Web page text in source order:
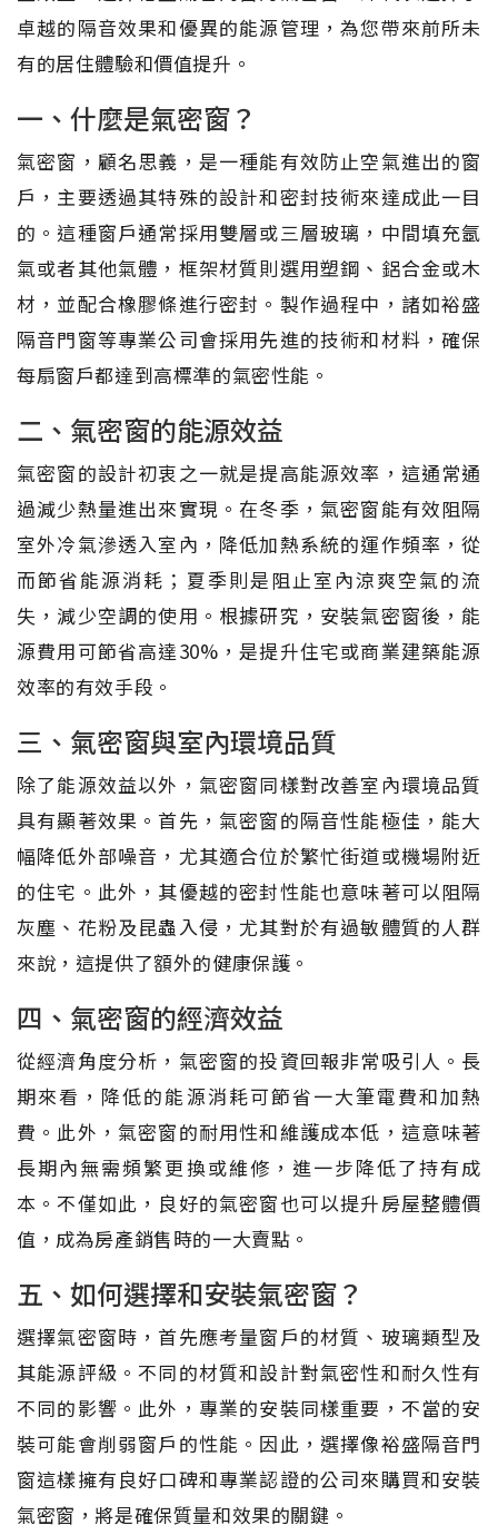
卓越的隔音效果和優異的能源管理，為您帶來前所未
有的居住體驗和價值提升。
一、什麼是氣密窗？
氣密窗，顧名思義，是一種能有效防止空氣進出的窗
戶，主要透過其特殊的設計和密封技術來達成此一目
的。這種窗戶通常採用雙層或三層玻璃，中間填充氬
氣或者其他氣體，框架材質則選用塑鋼、鋁合金或木
材，並配合橡膠條進行密封。製作過程中，諸如裕盛
隔音門窗等專業公司會採用先進的技術和材料，確保
每扇窗戶都達到高標準的氣密性能。
二、氣密窗的能源效益
氣密窗的設計初衷之一就是提高能源效率，這通常通
過減少熱量進出來實現。在冬季，氣密窗能有效阻隔
室外冷氣滲透入室內，降低加熱系統的運作頻率，從
而節省能源消耗；夏季則是阻止室內涼爽空氣的流
失，減少空調的使用。根據研究，安裝氣密窗後，能
源費用可節省高達30%，是提升住宅或商業建築能源
效率的有效手段。
三、氣密窗與室內環境品質
除了能源效益以外，氣密窗同樣對改善室內環境品質
具有顯著效果。首先，氣密窗的隔音性能極佳，能大
幅降低外部噪音，尤其適合位於繁忙街道或機場附近
的住宅。此外，其優越的密封性能也意味著可以阻隔
灰塵、花粉及昆蟲入侵，尤其對於有過敏體質的人群
來說，這提供了額外的健康保護。
四、氣密窗的經濟效益
從經濟角度分析，氣密窗的投資回報非常吸引人。長
期來看，降低的能源消耗可節省一大筆電費和加熱
費。此外，氣密窗的耐用性和維護成本低，這意味著
長期內無需頻繁更換或維修，進一步降低了持有成
本。不僅如此，良好的氣密窗也可以提升房屋整體價
值，成為房產銷售時的一大賣點。
五、如何選擇和安裝氣密窗？
選擇氣密窗時，首先應考量窗戶的材質、玻璃類型及
其能源評級。不同的材質和設計對氣密性和耐久性有
不同的影響。此外，專業的安裝同樣重要，不當的安
裝可能會削弱窗戶的性能。因此，選擇像裕盛隔音門
窗這樣擁有良好口碑和專業認證的公司來購買和安裝
氣密窗，將是確保質量和效果的關鍵。